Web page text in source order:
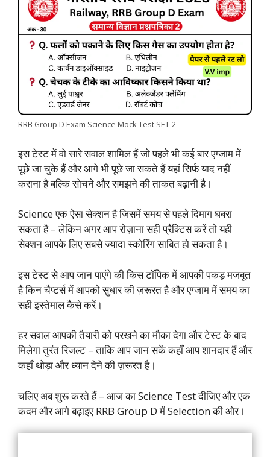
o
k
p
I
n
m
n
k
RRB Group D Exam Science Mock Test SET-2
इस टेस्ट में वो सारे सवाल शामिल हैं जो पहले भी कई बार एग्जाम में
पूछे जा चुके हैं और आगे भी पूछे जा सकते हैं यहां सिर्फ याद नहीं
कराना है बल्कि सोचने और समझने की ताकत बढ़ानी है।
Science एक ऐसा सेक्शन है जिसमें समय से पहले दिमाग घबरा
सकता है – लेकिन अगर आप रोज़ाना सही प्रैक्टिस करें तो यही
सेक्शन आपके लिए सबसे ज्यादा स्कोरिंग साबित हो सकता है।
इस टेस्ट से आप जान पाएंगे की किस टॉपिक में आपकी पकड़ मजबूत
है किन चैप्टर्स में आपको सुधार की ज़रूरत है और एग्जाम में समय का
सही इस्तेमाल कैसे करें।
हर सवाल आपकी तैयारी को परखने का मौका देगा और टेस्ट के बाद
मिलेगा तुरंत रिजल्ट – ताकि आप जान सकें कहाँ आप शानदार हैं और
कहाँ थोड़ा और ध्यान देने की ज़रूरत है।
चलिए अब शुरू करते हैं – आज का Science Test दीजिए और एक
कदम और आगे बढ़ाइए RRB Group D में Selection की ओर।